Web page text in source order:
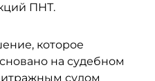
ПНТ.
которое
на судебном
судом